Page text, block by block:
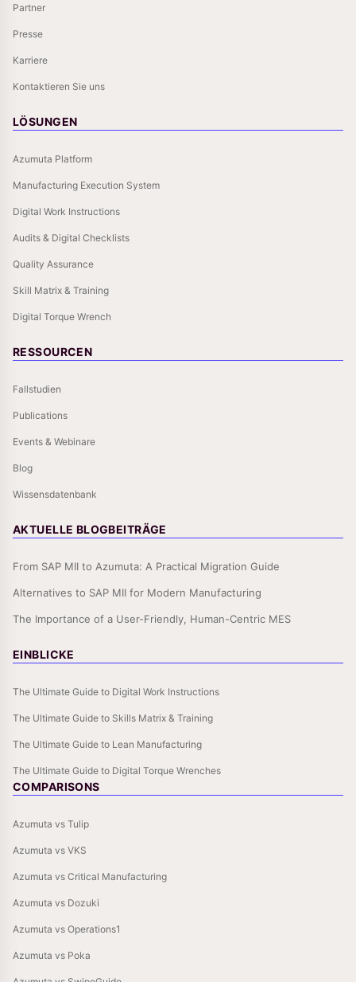
Partner
Presse
Karriere
Kontaktieren Sie uns
LÖSUNGEN
Azumuta Platform
Manufacturing Execution System
Digital Work Instructions
Audits & Digital Checklists
Quality Assurance
Skill Matrix & Training
Digital Torque Wrench
RESSOURCEN
Fallstudien
Publications
Events & Webinare
Blog
Wissensdatenbank
AKTUELLE BLOGBEITRÄGE
From SAP MII to Azumuta: A Practical Migration Guide
Alternatives to SAP MII for Modern Manufacturing
The Importance of a User-Friendly, Human-Centric MES
EINBLICKE
The Ultimate Guide to Digital Work Instructions
The Ultimate Guide to Skills Matrix & Training
The Ultimate Guide to Lean Manufacturing
The Ultimate Guide to Digital Torque Wrenches
COMPARISONS
Azumuta vs Tulip
Azumuta vs VKS
Azumuta vs Critical Manufacturing
Azumuta vs Dozuki
Azumuta vs Operations1
Azumuta vs Poka